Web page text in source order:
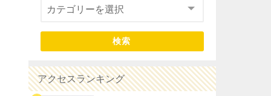
検索
アクセスランキング